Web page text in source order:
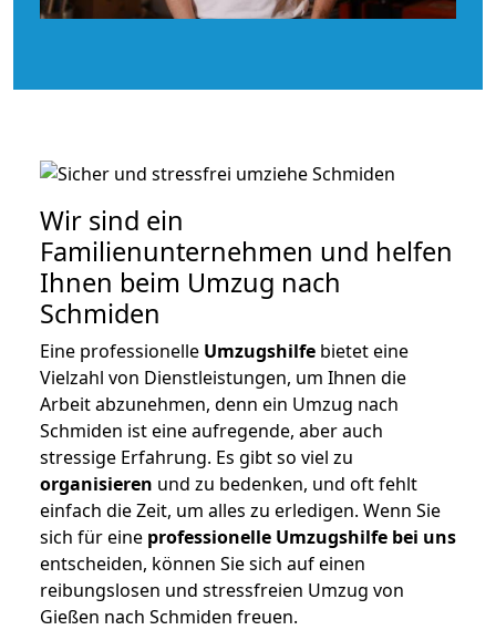
Wir sind ein
Familienunternehmen und helfen
Ihnen beim Umzug nach
Schmiden
Eine professionelle Umzugshilfe bietet eine
Vielzahl von Dienstleistungen, um Ihnen die
Arbeit abzunehmen, denn ein Umzug nach
Schmiden ist eine aufregende, aber auch
stressige Erfahrung. Es gibt so viel zu
organisieren und zu bedenken, und oft fehlt
einfach die Zeit, um alles zu erledigen. Wenn Sie
sich für eine professionelle Umzugshilfe bei uns
entscheiden, können Sie sich auf einen
reibungslosen und stressfreien Umzug von
Gießen nach Schmiden freuen.